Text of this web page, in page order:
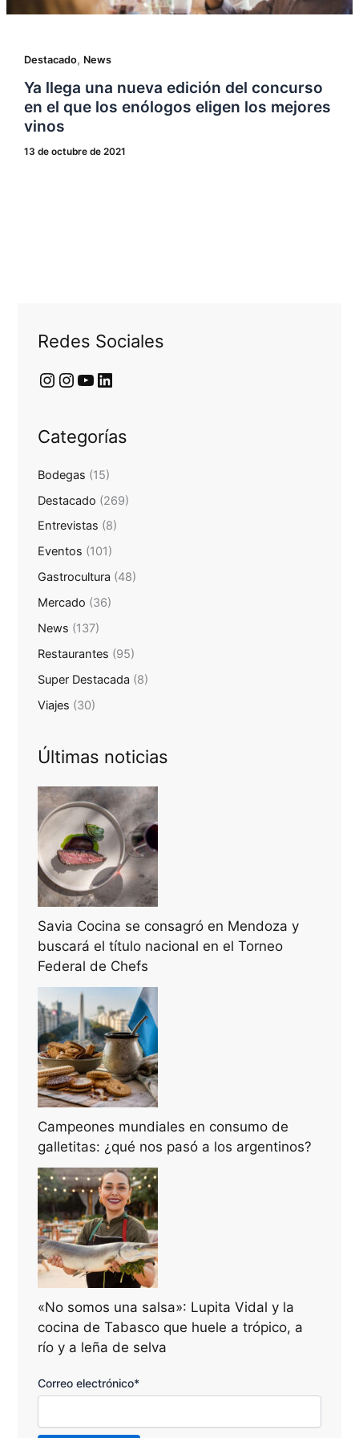
Destacado, News
Ya llega una nueva edición del concurso
en el que los enólogos eligen los mejores
vinos
13 de octubre de 2021
Redes Sociales
Categorías
Bodegas (15)
Destacado (269)
Entrevistas (8)
Eventos (101)
Gastrocultura (48)
Mercado (36)
News (137)
Restaurantes (95)
Super Destacada (8)
Viajes (30)
Últimas noticias
Savia Cocina se consagró en Mendoza y
buscará el título nacional en el Torneo
Federal de Chefs
Campeones mundiales en consumo de
galletitas: ¿qué nos pasó a los argentinos?
«No somos una salsa»: Lupita Vidal y la
cocina de Tabasco que huele a trópico, a
río y a leña de selva
Correo electrónico*